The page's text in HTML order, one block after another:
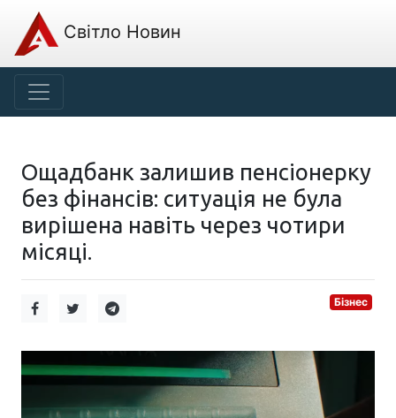
Світло Новин
Ощадбанк залишив пенсіонерку
без фінансів: ситуація не була
вирішена навіть через чотири
місяці.
Бізнес